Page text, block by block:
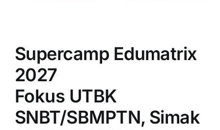
Supercamp Edumatrix
2027
Fokus UTBK
SNBT/SBMPTN, Simak